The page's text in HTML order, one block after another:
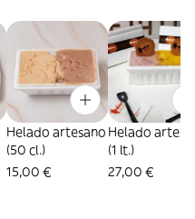
Helado artesano
(50 cl.)
15,00 €
Helado
(1 lt.)
27,00 €